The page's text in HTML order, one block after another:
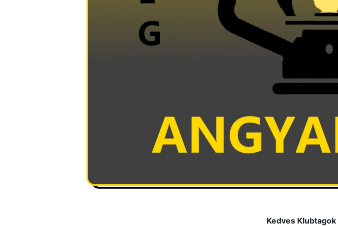
Kedves